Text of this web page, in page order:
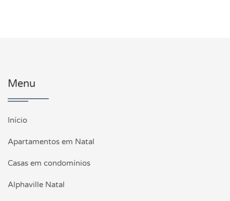
Menu
Início
Apartamentos em Natal
Casas em condomínios
Alphaville Natal